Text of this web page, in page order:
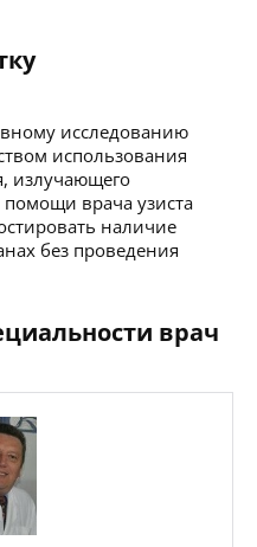
исследованию
использования
излучающего
врача узиста
наличие
без проведения
врач